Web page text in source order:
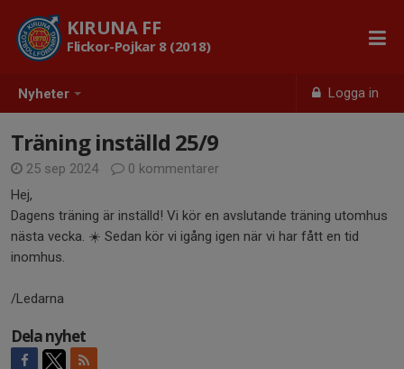
Nyheter Logga in
KIRUNA FF
Flickor-Pojkar 8 (2018)
Träning inställd 25/9
25 sep 2024
0 kommentarer
Hej,
Dagens träning är inställd! Vi kör en avslutande träning utomhus
nästa vecka. ☀️ Sedan kör vi igång igen när vi har fått en tid
inomhus.
/Ledarna
Dela nyhet